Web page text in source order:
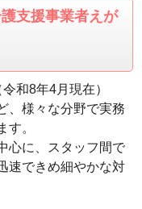
支援事業者えが
和8年4月現在）
、様々な分野で実務
す。
心に、スタッフ間で
速できめ細やかな対